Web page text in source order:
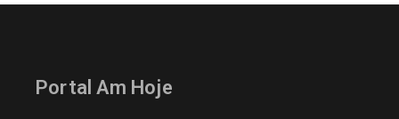
Portal Am Hoje